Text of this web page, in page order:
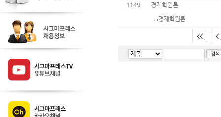
1149
경제학원론
경제학원론
<< <